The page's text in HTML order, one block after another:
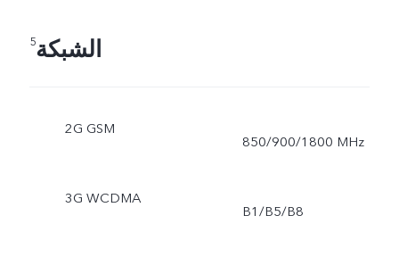
الشبكة5
2G GSM
850/900/1800 MHz
3G WCDMA
B1/B5/B8